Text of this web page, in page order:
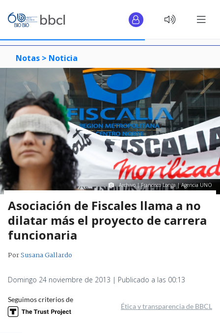
Notas > Noticia
Archivo | Francisco Longa | Agencia UNO
Asociación de Fiscales llama a no
dilatar más el proyecto de carrera
funcionaria
PorSusana Gallardo
Domingo 24 noviembre de 2013 | Publicado a las 00:13
Seguimos criterios de
Ética y transparencia de BBCL